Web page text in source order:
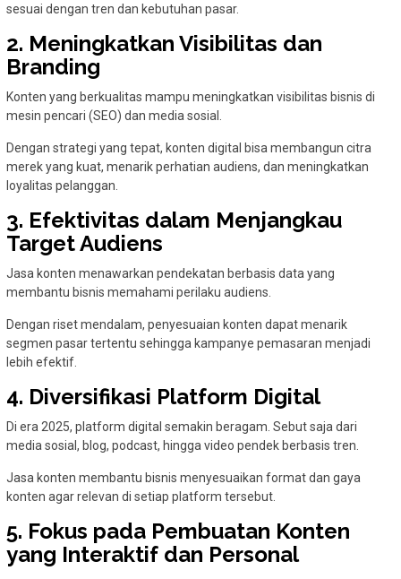
sesuai dengan tren dan kebutuhan pasar.
2. Meningkatkan Visibilitas dan
Branding
Konten yang berkualitas mampu meningkatkan visibilitas bisnis di
mesin pencari (SEO) dan media sosial.
Dengan strategi yang tepat, konten digital bisa membangun citra
merek yang kuat, menarik perhatian audiens, dan meningkatkan
loyalitas pelanggan.
3. Efektivitas dalam Menjangkau
Target Audiens
Jasa konten menawarkan pendekatan berbasis data yang
membantu bisnis memahami perilaku audiens.
Dengan riset mendalam, penyesuaian konten dapat menarik
segmen pasar tertentu sehingga kampanye pemasaran menjadi
lebih efektif.
4. Diversifikasi Platform Digital
Di era 2025, platform digital semakin beragam. Sebut saja dari
media sosial, blog, podcast, hingga video pendek berbasis tren.
Jasa konten membantu bisnis menyesuaikan format dan gaya
konten agar relevan di setiap platform tersebut.
5. Fokus pada Pembuatan Konten
yang Interaktif dan Personal